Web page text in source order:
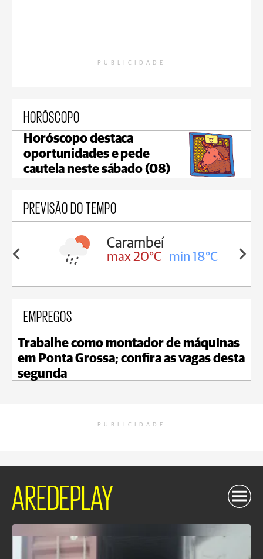
PUBLICIDADE
HORÓSCOPO
Horóscopo destaca
oportunidades e pede
cautela neste sábado (08)
PREVISÃO DO TEMPO
18°C
Carambeí
max 20°C min 18°C
EMPREGOS
Trabalhe como montador de máquinas
em Ponta Grossa; confira as vagas desta
segunda
PUBLICIDADE
AREDEPLAY